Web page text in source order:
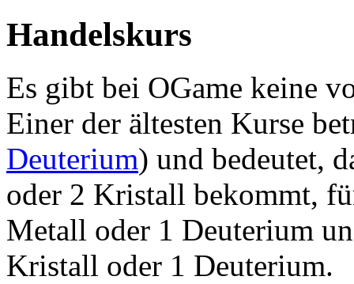
Handelskurs
Es gibt bei OGame keine
Einer der ältesten Kurse
Deuterium) und bedeutet,
oder 2 Kristall bekommt,
Metall oder 1 Deuterium
Kristall oder 1 Deuterium.